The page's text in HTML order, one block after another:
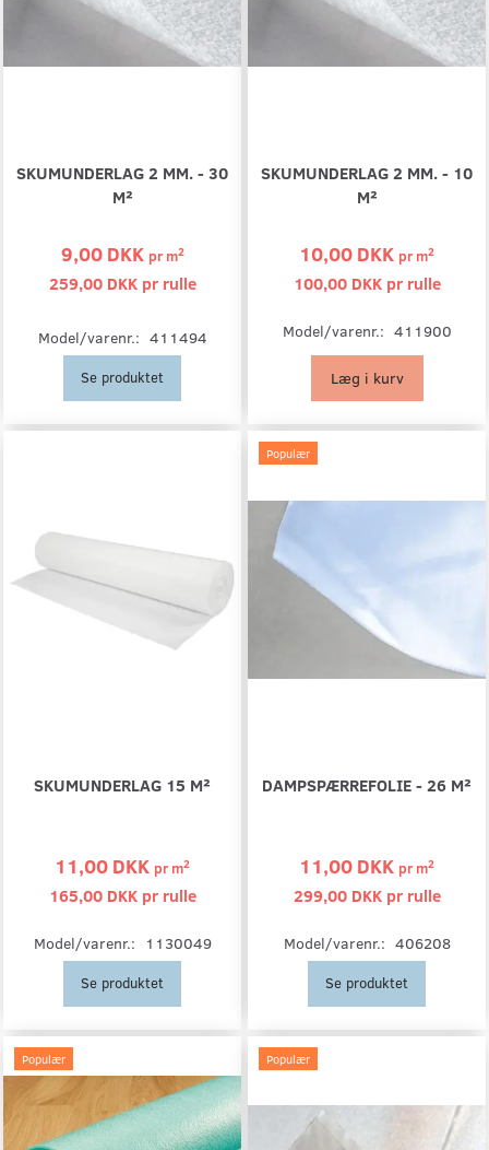
SKUMUNDERLAG 2 MM. - 30
M²
9,00 DKK prm2
259,00 DKK pr rulle
Model/varenr.: 411494
Se produktet
SKUMUNDERLAG 2 MM. - 10
M²
10,00 DKK prm2
100,00 DKK pr rulle
Model/varenr.: 411900
Læg i kurv
SKUMUNDERLAG 15 M²
11,00 DKK prm2
165,00 DKK pr rulle
Model/varenr.: 1130049
Se produktet
Populær
DAMPSPÆRREFOLIE - 26 M²
11,00 DKK prm2
299,00 DKK pr rulle
Model/varenr.: 406208
Se produktet
Populær Populær